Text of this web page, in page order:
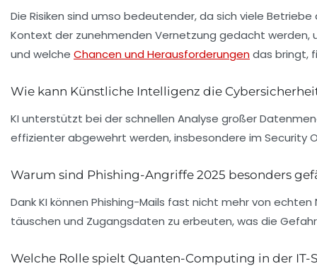
Die Risiken sind umso bedeutender, da sich viele
Kontext der zunehmenden Vernetzung gedacht werden,
und welche Chancen und Herausforderungendas bringt,
Wie kann Künstliche Intelligenz die
KI unterstützt bei der schnellen Analyse großer
effizienter abgewehrt werden, insbesondere im Security
Warum sind Phishing-Angriffe 2025 besonders
Dank KI können Phishing-Mails fast nicht mehr von
täuschen und Zugangsdaten zu erbeuten, was die
Welche Rolle spielt Quanten-Computing in der IT-